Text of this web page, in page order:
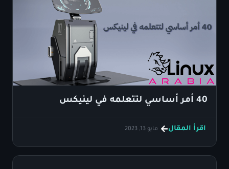
40 أمر أساسي لتتعلمه في لينيكس
اقرأ المقال مايو 13, 2023